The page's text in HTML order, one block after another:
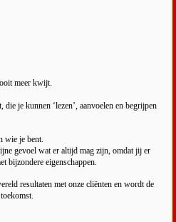
meer kwijt.
je kunnen ‘lezen’, aanvoelen en begrijpen
wie je bent.
gevoel wat er altijd mag zijn, omdat jij er
bijzondere eigenschappen.
resultaten met onze cliënten en wordt de